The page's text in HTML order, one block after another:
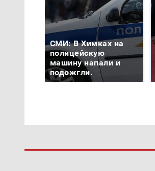
СМИ: В Химках на
полицейскую
машину напали и
подожгли.